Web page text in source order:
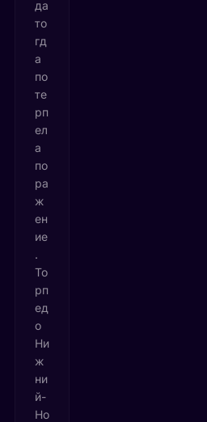
да
то
гд
а
по
те
рп
ел
а
по
ра
ж
ен
ие
.
То
рп
ед
о
Ни
ж
ни
й-
Но